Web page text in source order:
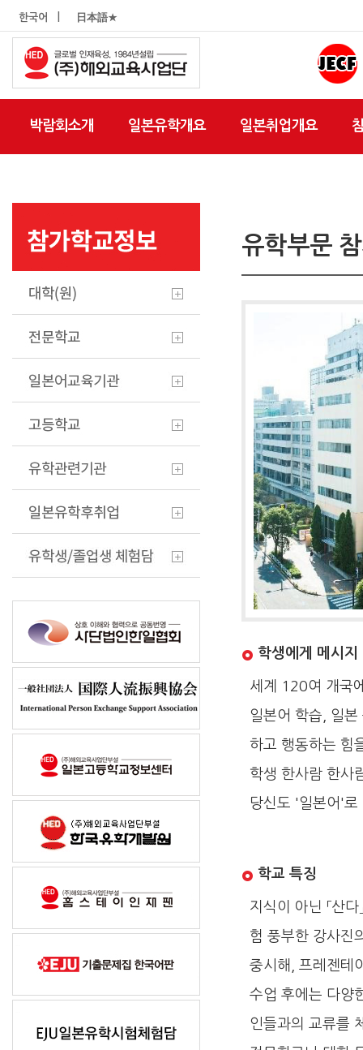
한국어 日本語★
박람회소개 일본유학개요 일본취업개요
유학부문
학생에게 메시지
세계 120여 개국
일본어 학습, 일
하고 행동하는 힘
학생 한사람 한사
당신도 '일본어'로
학교 특징
지식이 아닌 「산
험 풍부한 강사진
중시해, 프레젠테
수업 후에는 다양
인들과의 교류를